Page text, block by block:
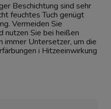
Beschichtung sind sehr
feuchtes Tuch genügt
Vermeiden Sie
nutzen Sie bei heißen
immer Untersetzer, um die
i Hitzeeinwirkung